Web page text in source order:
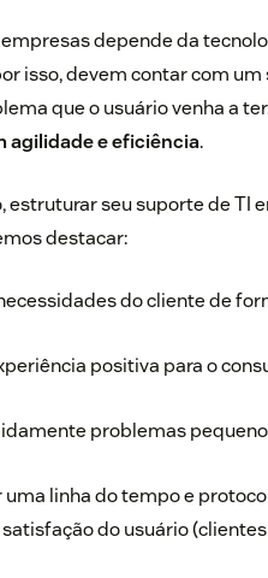
depende da
isso, devem contar com
que o usuário venha a
agilidade e eficiência.
estruturar seu suporte de TI
destacar:
do cliente de
positiva para o
problemas
linha do tempo e
do usuário